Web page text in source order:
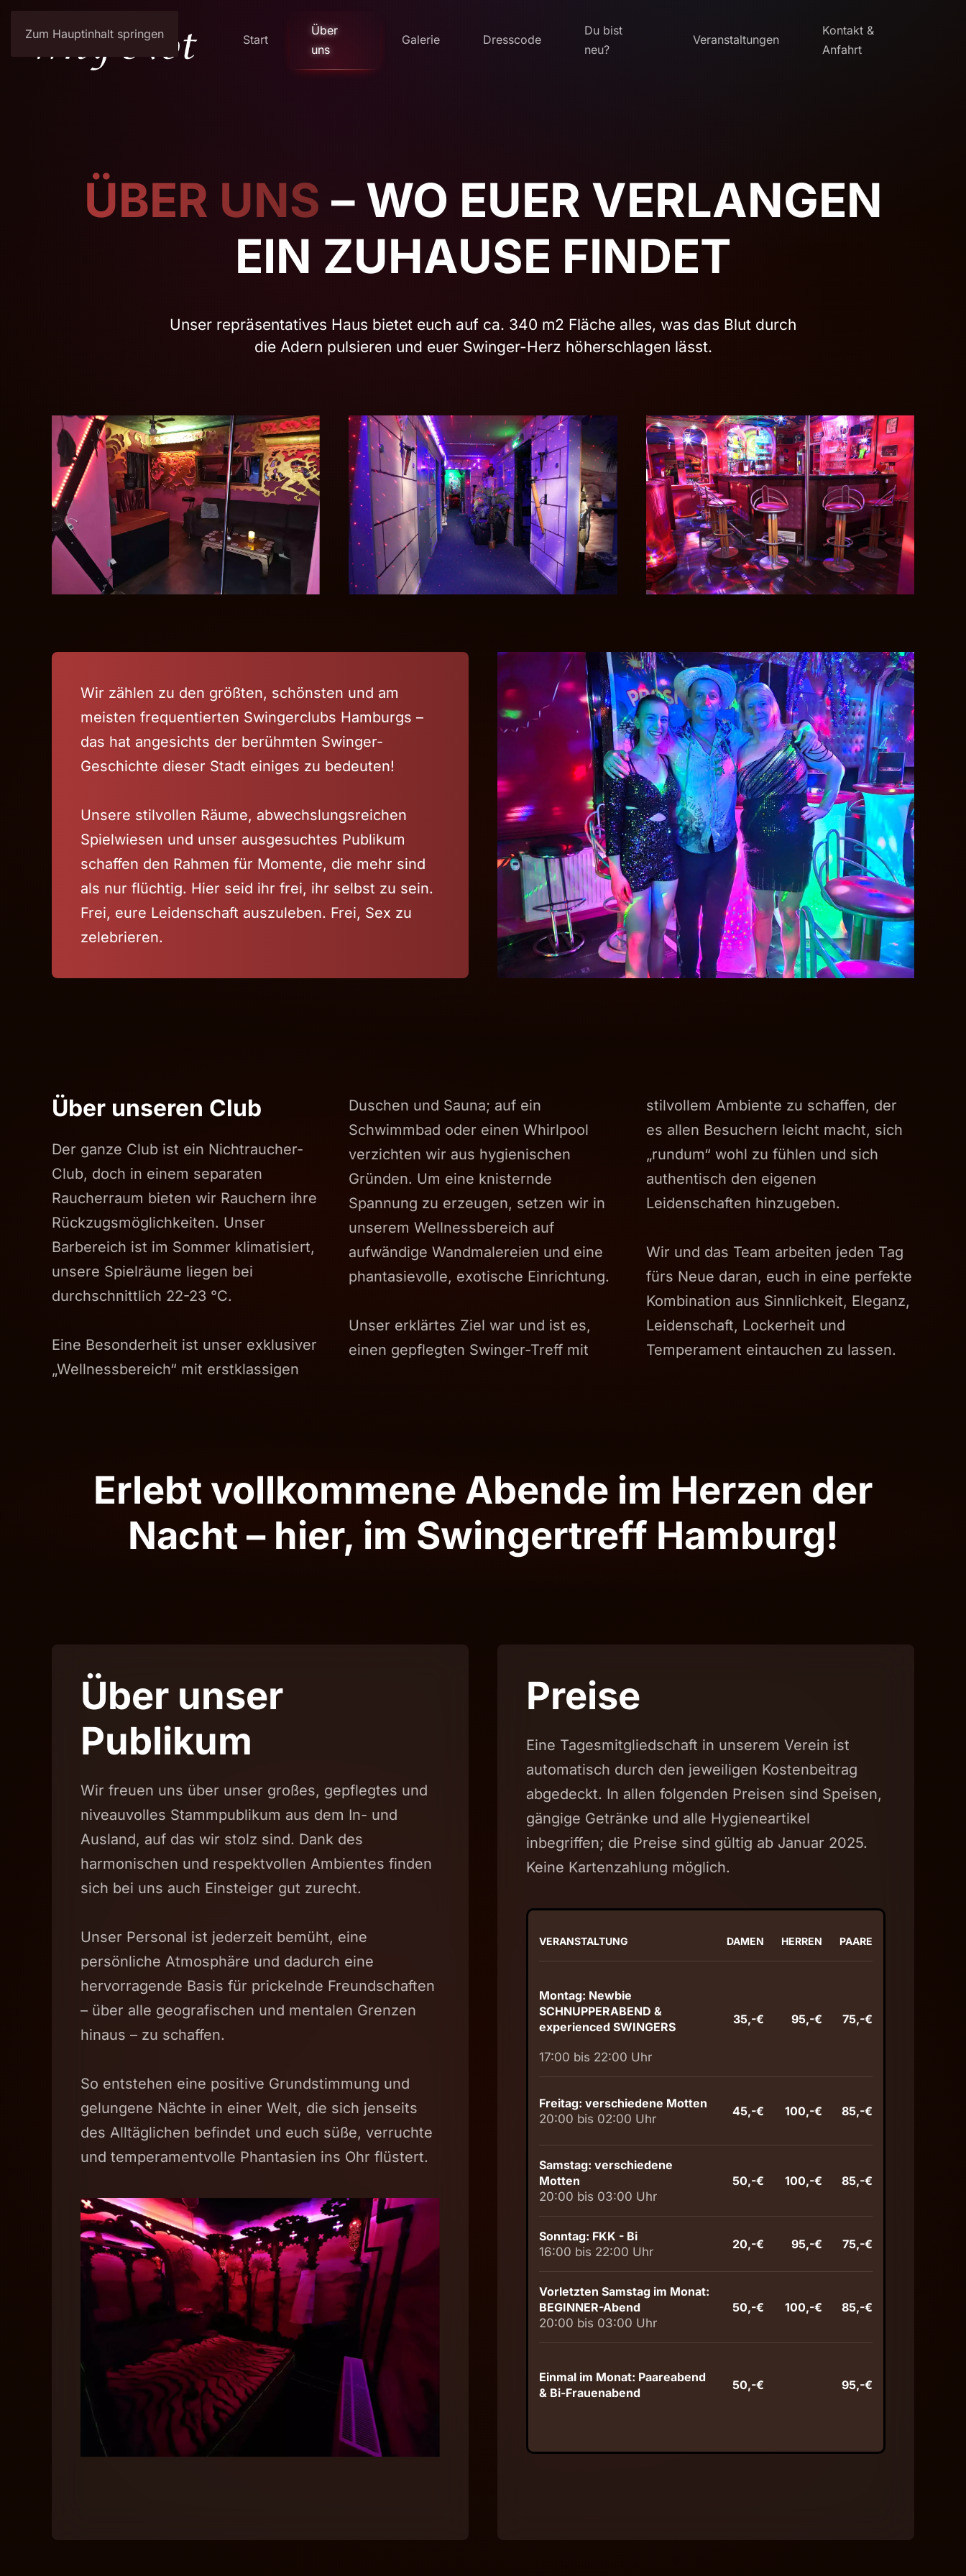
Zum Hauptinhalt springen Start
Über
uns
Galerie Dresscode
Du bist
neu?
Veranstaltungen
Kontakt &
Anfahrt
ÜBER UNS – WO EUER VERLANGEN
EIN ZUHAUSE FINDET
Unser repräsentatives Haus bietet euch auf ca. 340 m2 Fläche alles, was das Blut durch
die Adern pulsieren und euer Swinger-Herz höherschlagen lässt.
Wir zählen zu den größten, schönsten und am
meisten frequentierten Swingerclubs Hamburgs –
das hat angesichts der berühmten Swinger-
Geschichte dieser Stadt einiges zu bedeuten!
Unsere stilvollen Räume, abwechslungsreichen
Spielwiesen und unser ausgesuchtes Publikum
schaffen den Rahmen für Momente, die mehr sind
als nur flüchtig. Hier seid ihr frei, ihr selbst zu sein.
Frei, eure Leidenschaft auszuleben. Frei, Sex zu
zelebrieren.
Über unseren Club
Der ganze Club ist ein Nichtraucher-
Club, doch in einem separaten
Raucherraum bieten wir Rauchern ihre
Rückzugsmöglichkeiten. Unser
Barbereich ist im Sommer klimatisiert,
unsere Spielräume liegen bei
durchschnittlich 22-23 °C.
Eine Besonderheit ist unser exklusiver
„Wellnessbereich“ mit erstklassigen
Duschen und Sauna; auf ein
Schwimmbad oder einen Whirlpool
verzichten wir aus hygienischen
Gründen. Um eine knisternde
Spannung zu erzeugen, setzen wir in
unserem Wellnessbereich auf
aufwändige Wandmalereien und eine
phantasievolle, exotische Einrichtung.
Unser erklärtes Ziel war und ist es,
einen gepflegten Swinger-Treff mit
stilvollem Ambiente zu schaffen, der
es allen Besuchern leicht macht, sich
„rundum“ wohl zu fühlen und sich
authentisch den eigenen
Leidenschaften hinzugeben.
Wir und das Team arbeiten jeden Tag
fürs Neue daran, euch in eine perfekte
Kombination aus Sinnlichkeit, Eleganz,
Leidenschaft, Lockerheit und
Temperament eintauchen zu lassen.
Erlebt vollkommene Abende im Herzen der
Nacht – hier, im Swingertreff Hamburg!
Über unser
Publikum
Wir freuen uns über unser großes, gepflegtes und
niveauvolles Stammpublikum aus dem In- und
Ausland, auf das wir stolz sind. Dank des
harmonischen und respektvollen Ambientes finden
sich bei uns auch Einsteiger gut zurecht.
Unser Personal ist jederzeit bemüht, eine
persönliche Atmosphäre und dadurch eine
hervorragende Basis für prickelnde Freundschaften
– über alle geografischen und mentalen Grenzen
hinaus – zu schaffen.
So entstehen eine positive Grundstimmung und
gelungene Nächte in einer Welt, die sich jenseits
des Alltäglichen befindet und euch süße, verruchte
und temperamentvolle Phantasien ins Ohr flüstert.
Preise
Eine Tagesmitgliedschaft in unserem Verein ist
automatisch durch den jeweiligen Kostenbeitrag
abgedeckt. In allen folgenden Preisen sind Speisen,
gängige Getränke und alle Hygieneartikel
inbegriffen; die Preise sind gültig ab Januar 2025.
Keine Kartenzahlung möglich.
VERANSTALTUNG DAMEN HERREN PAARE
Montag: Newbie
SCHNUPPERABEND &
experienced SWINGERS
17:00 bis 22:00 Uhr
35,-€ 95,-€ 75,-€
Freitag: verschiedene Motten
20:00 bis 02:00 Uhr
45,-€ 100,-€ 85,-€
Samstag: verschiedene
Motten
20:00 bis 03:00 Uhr
50,-€ 100,-€ 85,-€
Sonntag: FKK - Bi
16:00 bis 22:00 Uhr
20,-€ 95,-€ 75,-€
Vorletzten Samstag im Monat:
BEGINNER-Abend
20:00 bis 03:00 Uhr
50,-€ 100,-€ 85,-€
Einmal im Monat: Paareabend
& Bi-Frauenabend
50,-€ 95,-€